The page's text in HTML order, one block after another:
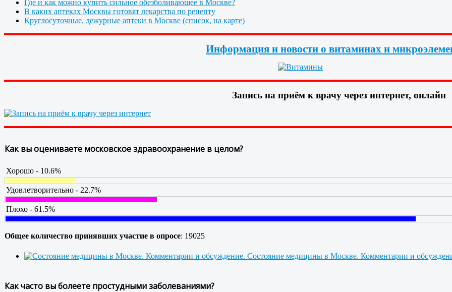
Где и как можно купить сильное обезболивающее в Москве?
В каких аптеках Москвы готовят лекарства по рецепту
Круглосуточные, дежурные аптеки в Москве (список, на карте)
Информация и новости о витаминах и
Запись на приём к врачу через интернет, онлайн
Как вы оцениваете московское здравоохранение в целом?
Хорошо - 10.6%
Удовлетворительно - 22.7%
Плохо - 61.5%
Общее количество принявших участие в опросе: 19025
Состояние медицины в Москве. Комментарии и
Как часто вы болеете простудными заболеваниями?